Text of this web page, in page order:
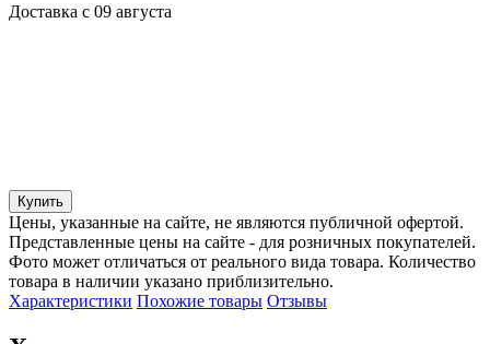
Доставка с 09 августа
Купить
Цены, указанные на сайте, не являются публичной офертой.
Представленные цены на сайте - для розничных покупателей.
Фото может отличаться от реального вида товара. Количество
товара в наличии указано приблизительно.
Характеристики Похожие товары Отзывы